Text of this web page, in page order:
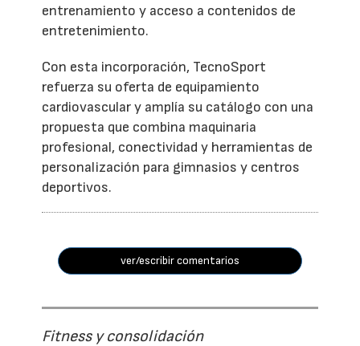
entrenamiento y acceso a contenidos de
entretenimiento.
Con esta incorporación, TecnoSport
refuerza su oferta de equipamiento
cardiovascular y amplía su catálogo con una
propuesta que combina maquinaria
profesional, conectividad y herramientas de
personalización para gimnasios y centros
deportivos.
ver/escribir comentarios
Fitness y consolidación